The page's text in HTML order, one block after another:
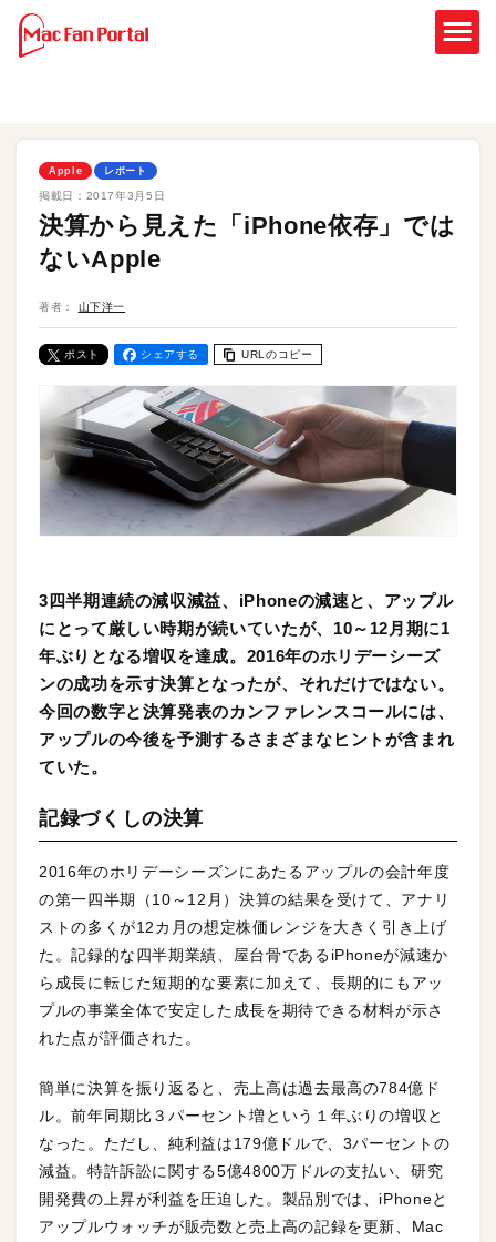
Apple レポート
掲載日： 2017年3月5日
決算から見えた「iPhone依存」では
ないApple
著者： 山下洋一
ポスト シェアする URLのコピー
3四半期連続の減収減益、iPhoneの減速と、アップル
にとって厳しい時期が続いていたが、10～12月期に1
年ぶりとなる増収を達成。2016年のホリデーシーズ
ンの成功を示す決算となったが、それだけではない。
今回の数字と決算発表のカンファレンスコールには、
アップルの今後を予測するさまざまなヒントが含まれ
ていた。
記録づくしの決算
2016年のホリデーシーズンにあたるアップルの会計年度
の第一四半期（10～12月）決算の結果を受けて、アナリ
ストの多くが12カ月の想定株価レンジを大きく引き上げ
た。記録的な四半期業績、屋台骨であるiPhoneが減速か
ら成長に転じた短期的な要素に加えて、長期的にもアッ
プルの事業全体で安定した成長を期待できる材料が示さ
れた点が評価された。
簡単に決算を振り返ると、売上高は過去最高の784億ド
ル。前年同期比３パーセント増という１年ぶりの増収と
なった。ただし、純利益は179億ドルで、3パーセントの
減益。特許訴訟に関する5億4800万ドルの支払い、研究
開発費の上昇が利益を圧迫した。製品別では、iPhoneと
アップルウォッチが販売数と売上高の記録を更新、Mac